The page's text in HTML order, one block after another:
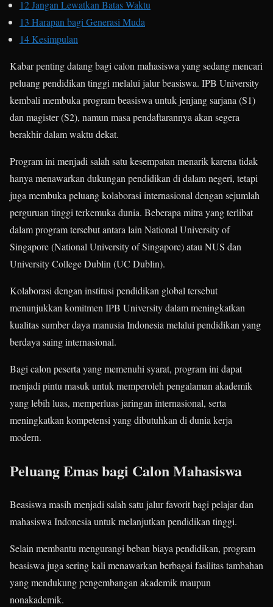
12Jangan Lewatkan Batas Waktu
13 Harapan bagi Generasi Muda
14Kesimpulan
Kabar penting datang bagi calon mahasiswa yang sedang mencari
peluang pendidikan tinggi melalui jalur beasiswa. IPB University
kembali membuka program beasiswa untuk jenjang sarjana (S1)
dan magister (S2), namun masa pendaftarannya akan segera
berakhir dalam waktu dekat.
Program ini menjadi salah satu kesempatan menarik karena tidak
hanya menawarkan dukungan pendidikan di dalam negeri, tetapi
juga membuka peluang kolaborasi internasional dengan sejumlah
perguruan tinggi terkemuka dunia. Beberapa mitra yang terlibat
dalam program tersebut antara lain National University of
Singapore (National University of Singapore) atau NUS dan
University College Dublin (UC Dublin).
Kolaborasi dengan institusi pendidikan global tersebut
menunjukkan komitmen IPB University dalam meningkatkan
kualitas sumber daya manusia Indonesia melalui pendidikan yang
berdaya saing internasional.
Bagi calon peserta yang memenuhi syarat, program ini dapat
menjadi pintu masuk untuk memperoleh pengalaman akademik
yang lebih luas, memperluas jaringan internasional, serta
meningkatkan kompetensi yang dibutuhkan di dunia kerja
modern.
Peluang Emas bagi Calon Mahasiswa
Beasiswa masih menjadi salah satu jalur favorit bagi pelajar dan
mahasiswa Indonesia untuk melanjutkan pendidikan tinggi.
Selain membantu mengurangi beban biaya pendidikan, program
beasiswa juga sering kali menawarkan berbagai fasilitas tambahan
yang mendukung pengembangan akademik maupun
nonakademik.